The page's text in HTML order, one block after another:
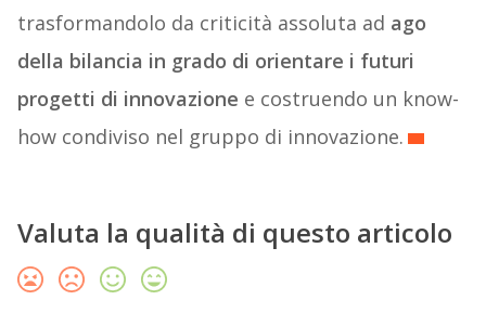
trasformandolo da criticità assoluta ad ago
della bilancia in grado di orientare i futuri
progetti di innovazione e costruendo un know-
how condiviso nel gruppo di innovazione.
Valuta la qualità di questo articolo